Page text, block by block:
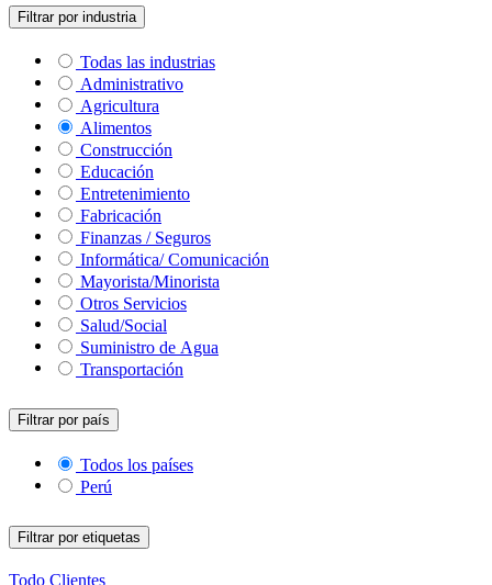
Filtrar por industria
Todas las industrias
Administrativo
Agricultura
Alimentos
Construcción
Educación
Entretenimiento
Fabricación
Finanzas / Seguros
Informática/ Comunicación
Mayorista/Minorista
Otros Servicios
Salud/Social
Suministro de Agua
Transportación
Filtrar por país
Todos los países
Perú
Filtrar por etiquetas
Todo Clientes